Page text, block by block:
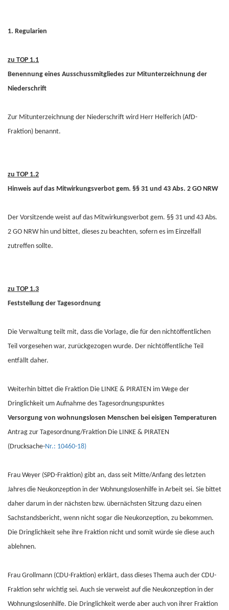
1. Regularien
zu TOP 1.1
Benennung eines Ausschussmitgliedes zur Mitunterzeichnung der
Niederschrift
Zur Mitunterzeichnung der Niederschrift wird Herr Helferich (AfD-
Fraktion) benannt.
zu TOP 1.2
Hinweis auf das Mitwirkungsverbot gem. §§ 31 und 43 Abs. 2 GO NRW
Der Vorsitzende weist auf das Mitwirkungsverbot gem. §§ 31 und 43 Abs.
2 GO NRW hin und bittet, dieses zu beachten, sofern es im Einzelfall
zutreffen sollte.
zu TOP 1.3
Feststellung der Tagesordnung
Die Verwaltung teilt mit, dass die Vorlage, die für den nichtöffentlichen
Teil vorgesehen war, zurückgezogen wurde. Der nichtöffentliche Teil
entfällt daher.
Weiterhin bittet die Fraktion Die LINKE & PIRATEN im Wege der
Dringlichkeit um Aufnahme des Tagesordnungspunktes
Versorgung von wohnungslosen Menschen bei eisigen Temperaturen
Antrag zur Tagesordnung/Fraktion Die LINKE & PIRATEN
(Drucksache-Nr.: 10460-18)
Frau Weyer (SPD-Fraktion) gibt an, dass seit Mitte/Anfang des letzten
Jahres die Neukonzeption in der Wohnungslosenhilfe in Arbeit sei. Sie bittet
daher darum in der nächsten bzw. übernächsten Sitzung dazu einen
Sachstandsbericht, wenn nicht sogar die Neukonzeption, zu bekommen.
Die Dringlichkeit sehe ihre Fraktion nicht und somit würde sie diese auch
ablehnen.
Frau Grollmann (CDU-Fraktion) erklärt, dass dieses Thema auch der CDU-
Fraktion sehr wichtig sei. Auch sie verweist auf die Neukonzeption in der
Wohnungslosenhilfe. Die Dringlichkeit werde aber auch von ihrer Fraktion